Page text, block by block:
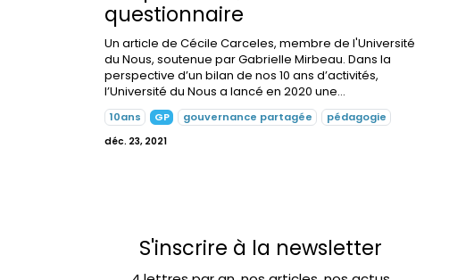
questionnaire
Un article de Cécile Carceles, membre de l'Université
du Nous, soutenue par Gabrielle Mirbeau. Dans la
perspective d’un bilan de nos 10 ans d’activités,
l’Université du Nous a lancé en 2020 une...
10ans GP gouvernance partagée pédagogie
déc. 23, 2021
S'inscrire à la newsletter